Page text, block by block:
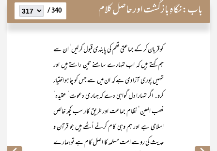
باب:نگاہِ بازگشت اور حاصل کلام 340 /
کو قربان کر کے جماعتی نظم کی پابندی قبول کر لیں‘ ان سے
ہم کہتے ہیں کہ اب تمہارے سامنے تین راستے ہیں اور
تمہیں پوری آزادی ہے کہ ان میں سے جس کو چاہو اختیار
کرو۔ اگر تمہارا دل گواہی دے کہ ہماری دعوت‘ عقیدہ‘
نصب العین‘ نظام جماعت اور طریق کار سب کچھ خالص
اسلامی ہے اور ہم وہی کام کرنے اُٹھے ہیں جو قرآن و
حدیث کی روسے امت مسلمہ کا اصل کام ہے تو ہمارے